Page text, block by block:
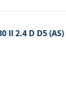
II 2.4 D D5 (AS)